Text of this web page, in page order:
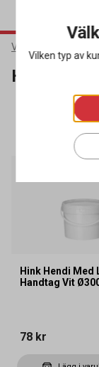
Varumärken
Hendi
Hink Hendi Med
Handtag Vit
78 kr
Vilken typ av